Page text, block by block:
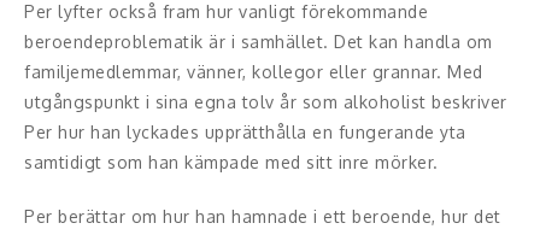
Konst
Middagsunderhållning
Musiker
Per lyfter också fram hur vanligt förekommande
beroendeproblematik är i samhället. Det kan handla om
familjemedlemmar, vänner, kollegor eller grannar. Med
utgångspunkt i sina egna tolv år som alkoholist beskriver
Per hur han lyckades upprätthålla en fungerande yta
samtidigt som han kämpade med sitt inre mörker.
Per berättar om hur han hamnade i ett beroende, hur det